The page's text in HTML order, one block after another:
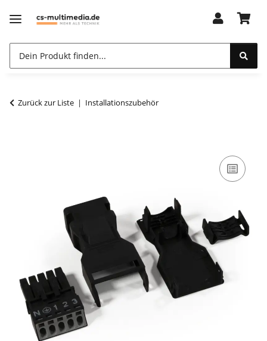
Zurück zur Liste Installationszubehör